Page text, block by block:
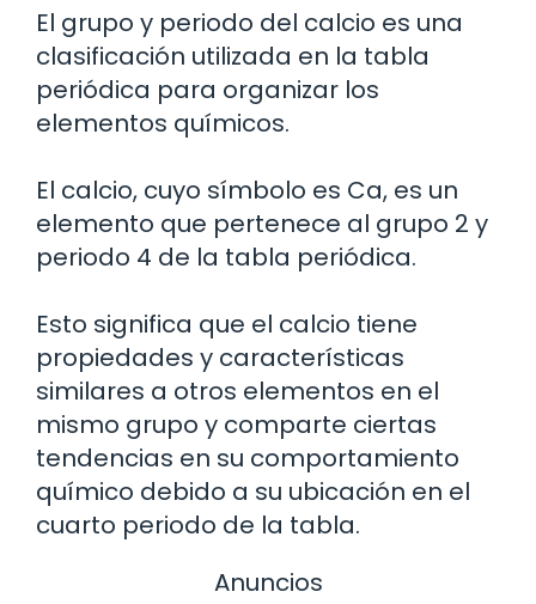
El grupo y periodo del calcio es una
clasificación utilizada en la tabla
periódica para organizar los
elementos químicos.
El calcio, cuyo símbolo es Ca, es un
elemento que pertenece al grupo 2 y
periodo 4 de la tabla periódica.
Esto significa que el calcio tiene
propiedades y características
similares a otros elementos en el
mismo grupo y comparte ciertas
tendencias en su comportamiento
químico debido a su ubicación en el
cuarto periodo de la tabla.
Anuncios